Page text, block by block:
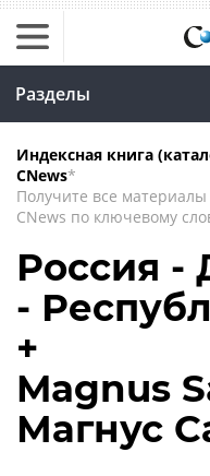
Разделы
Индексная книга
CNews*
Получите все материалы
CNews по ключевому
Россия -
-
+
Magnus
Магнус